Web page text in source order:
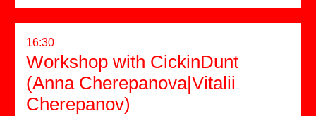
16:30
Workshop with CickinDunt
(Anna Cherepanova|Vitalii
Cherepanov)